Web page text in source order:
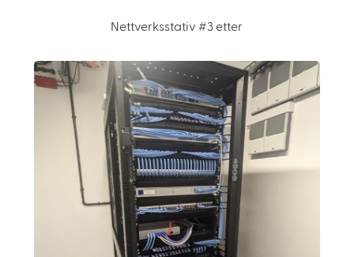
Nettverksstativ #3 etter